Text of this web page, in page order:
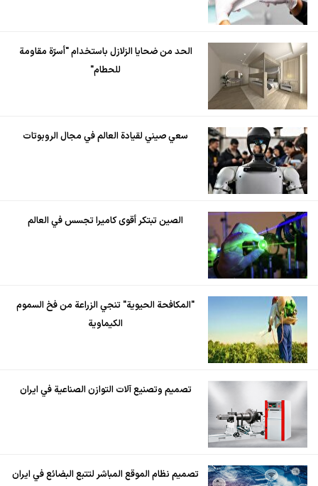
الحد من ضحايا الزلازل باستخدام "أسرّة مقاومة
للحطام"
سعي صيني لقيادة العالم في مجال الروبوتات
الصين تبتكر أقوى كاميرا تجسس في العالم
"المكافحة الحيوية" تنجي الزراعة من فخ السموم
الكيماوية
تصميم وتصنيع آلات التوازن الصناعية في ايران
تصميم نظام الموقع المباشر لتتبع البضائع في ايران